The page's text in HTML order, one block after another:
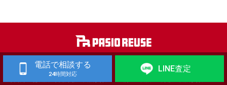
電話で相談する
24時間対応
LINE査定
工作機械 買取 歯科技工機器 買取